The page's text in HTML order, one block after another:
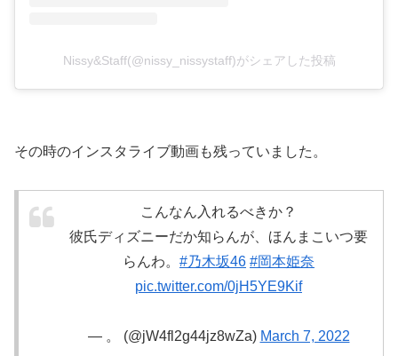
Nissy&Staff(@nissy_nissystaff)がシェアした投稿
その時のインスタライブ動画も残っていました。
こんなん入れるべきか？
彼氏ディズニーだか知らんが、ほんまこいつ要
らんわ。 #乃木坂46 #岡本姫奈
pic.twitter.com/0jH5YE9Kif
— 。 (@jW4fl2g44jz8wZa) March 7, 2022